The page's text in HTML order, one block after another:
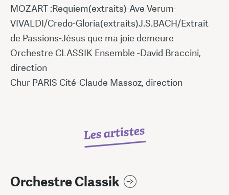
MOZART :Requiem(extraits)-Ave Verum-
VIVALDI/Credo-Gloria(extraits)J.S.BACH/Extrait
de Passions-Jésus que ma joie demeure
Orchestre CLASSIK Ensemble -David Braccini,
direction
Chur PARIS Cité-Claude Massoz, direction
Les artistes
Orchestre Classik